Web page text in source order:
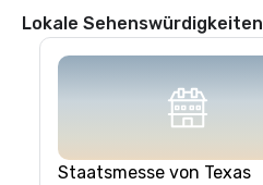
Lokale Sehenswürdigkeiten
Staatsmesse von Texas